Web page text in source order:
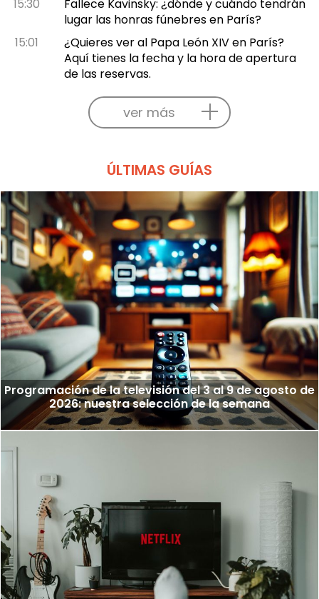
15:30
Fallece Kavinsky: ¿dónde y cuándo tendrán
lugar las honras fúnebres en París?
15:01
¿Quieres ver al Papa León XIV en París?
Aquí tienes la fecha y la hora de apertura
de las reservas.
ver más
ÚLTIMAS GUÍAS
Programación de la televisión del 3 al 9 de agosto de
2026: nuestra selección de la semana